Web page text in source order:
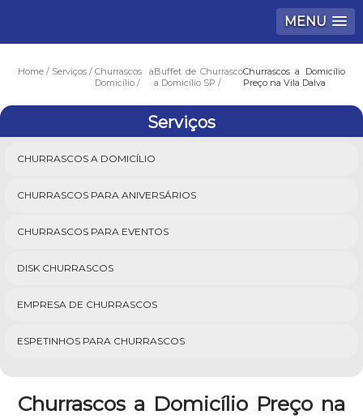
MENU
Home Serviços
Churrascos a
Domicílio
Buffet de Churrasco
a Domicílio SP
Churrascos a Domicílio
Preço na Vila Dalva
Serviços
CHURRASCOS A DOMICÍLIO
CHURRASCOS PARA ANIVERSÁRIOS
CHURRASCOS PARA EVENTOS
DISK CHURRASCOS
EMPRESA DE CHURRASCOS
ESPETINHOS PARA CHURRASCOS
Churrascos a Domicílio Preço na